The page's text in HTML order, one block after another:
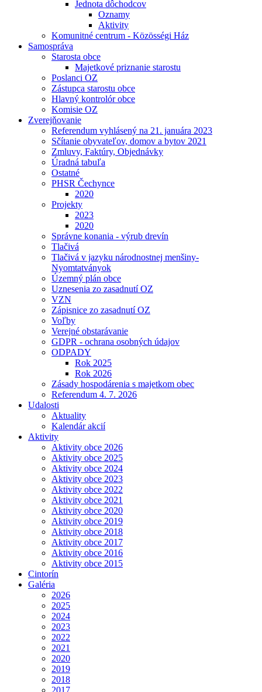
Jednota dôchodcov
Oznamy
Aktivity
Komunitné centrum - Közösségi Ház
Samospráva
Starosta obce
Majetkové priznanie starostu
Poslanci OZ
Zástupca starostu obce
Hlavný kontrolór obce
Komisie OZ
Zverejňovanie
Referendum vyhlásený na 21. januára 2023
Sčítanie obyvateľov, domov a bytov 2021
Zmluvy, Faktúry, Objednávky
Úradná tabuľa
Ostatné
PHSR Čechynce
2020
Projekty
2023
2020
Správne konania - výrub drevín
Tlačivá
Tlačivá v jazyku národnostnej menšiny-
Nyomtatványok
Územný plán obce
Uznesenia zo zasadnutí OZ
VZN
Zápisnice zo zasadnutí OZ
Voľby
Verejné obstarávanie
GDPR - ochrana osobných údajov
ODPADY
Rok 2025
Rok 2026
Zásady hospodárenia s majetkom obec
Referendum 4. 7. 2026
Udalosti
Aktuality
Kalendár akcií
Aktivity
Aktivity obce 2026
Aktivity obce 2025
Aktivity obce 2024
Aktivity obce 2023
Aktivity obce 2022
Aktivity obce 2021
Aktivity obce 2020
Aktivity obce 2019
Aktivity obce 2018
Aktivity obce 2017
Aktivity obce 2016
Aktivity obce 2015
Cintorín
Galéria
2026
2025
2024
2023
2022
2021
2020
2019
2018
2017